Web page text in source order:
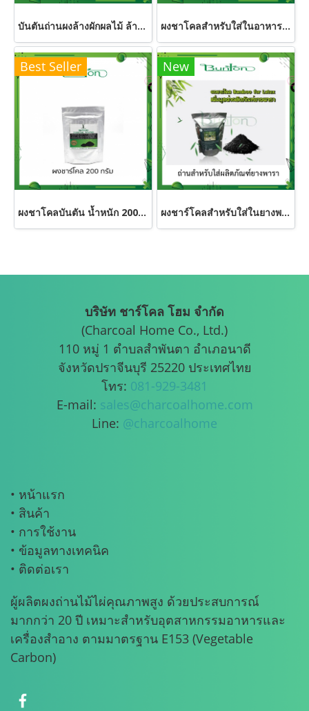
บันตันถ่านผงล้างผักผลไม้ ล้างสารเคมีได้มากถึง 90 % ผงชาโคลสำหรับใส่ในอาหารสัตว์ น้ำหนัก1 กก.ใช้ได้กับสัตว์เล็กสัตว์ใหญ่
Best Seller
ผงชาโคลบันตัน น้ำหนัก 200 กรัม ใช้สำหรับผสมในอาหารและเครื่องสำอาง CHARCOAL POWDER FOODGRADE
New
ผงชาร์โคลสำหรับใส่ในยางพารา
บริษัท ชาร์โคล โฮม จำกัด
(Charcoal Home Co., Ltd.)
110 หมู่ 1 ตำบลสำพันตา อำเภอนาดี
จังหวัดปราจีนบุรี 25220 ประเทศไทย
โทร: 081-929-3481
E-mail: sales@charcoalhome.com
Line: @charcoalhome
• หน้าแรก
• สินค้า
• การใช้งาน
• ข้อมูลทางเทคนิค
• ติดต่อเรา
ผู้ผลิตผงถ่านไม้ไผ่คุณภาพสูง ด้วยประสบการณ์
มากกว่า 20 ปี เหมาะสำหรับอุตสาหกรรมอาหารและ
เครื่องสำอาง ตามมาตรฐาน E153 (Vegetable
Carbon)